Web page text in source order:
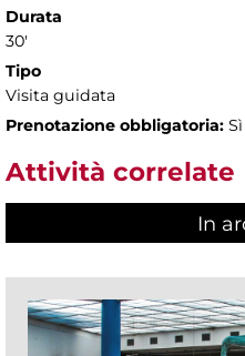
Durata
30'
Tipo
Visita guidata
Prenotazione obbligatoria: Sì
Attività correlate
In